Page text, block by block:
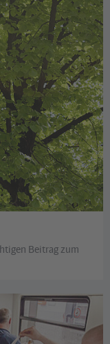
Beitrag zum